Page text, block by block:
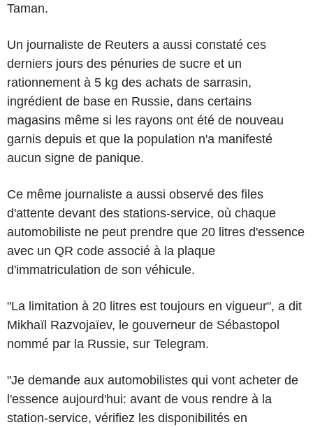
Taman.
Un journaliste de Reuters a aussi constaté ces
derniers jours des pénuries de sucre et un
rationnement à 5 kg des achats de sarrasin,
ingrédient de base en Russie, dans certains
magasins même si les rayons ont été de nouveau
garnis depuis et que la population n'a manifesté
aucun signe de panique.
Ce même journaliste a aussi observé des files
d'attente devant des stations-service, où chaque
automobiliste ne peut prendre que 20 litres d'essence
avec un QR code associé à la plaque
d'immatriculation de son véhicule.
"La limitation à 20 litres est toujours en vigueur", a dit
Mikhaïl Razvojaïev, le gouverneur de Sébastopol
nommé par la Russie, sur Telegram.
"Je demande aux automobilistes qui vont acheter de
l'essence aujourd'hui: avant de vous rendre à la
station-service, vérifiez les disponibilités en